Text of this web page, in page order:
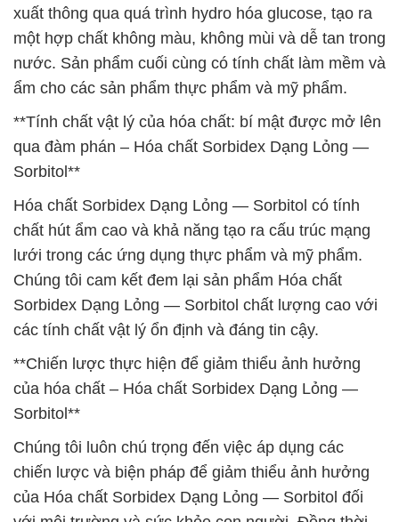
xuất thông qua quá trình hydro hóa glucose, tạo ra
một hợp chất không màu, không mùi và dễ tan trong
nước. Sản phẩm cuối cùng có tính chất làm mềm và
ẩm cho các sản phẩm thực phẩm và mỹ phẩm.
**Tính chất vật lý của hóa chất: bí mật được mở lên
qua đàm phán – Hóa chất Sorbidex Dạng Lỏng —
Sorbitol**
Hóa chất Sorbidex Dạng Lỏng — Sorbitol có tính
chất hút ẩm cao và khả năng tạo ra cấu trúc mạng
lưới trong các ứng dụng thực phẩm và mỹ phẩm.
Chúng tôi cam kết đem lại sản phẩm Hóa chất
Sorbidex Dạng Lỏng — Sorbitol chất lượng cao với
các tính chất vật lý ổn định và đáng tin cậy.
**Chiến lược thực hiện để giảm thiểu ảnh hưởng
của hóa chất – Hóa chất Sorbidex Dạng Lỏng —
Sorbitol**
Chúng tôi luôn chú trọng đến việc áp dụng các
chiến lược và biện pháp để giảm thiểu ảnh hưởng
của Hóa chất Sorbidex Dạng Lỏng — Sorbitol đối